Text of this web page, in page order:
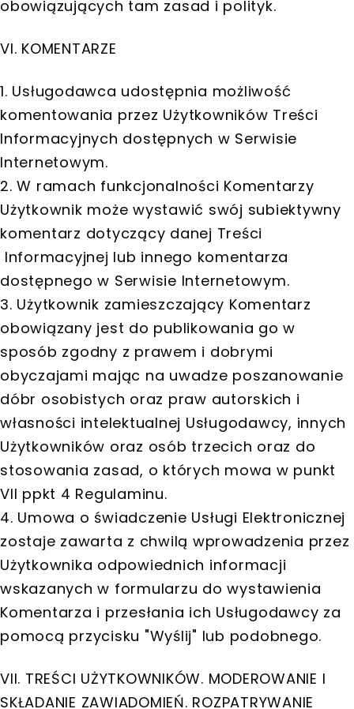
obowiązujących tam zasad i polityk.
VI. KOMENTARZE
1. Usługodawca udostępnia możliwość
komentowania przez Użytkowników Treści
Informacyjnych dostępnych w Serwisie
Internetowym.
2. W ramach funkcjonalności Komentarzy
Użytkownik może wystawić swój subiektywny
komentarz dotyczący danej Treści
Informacyjnej lub innego komentarza
dostępnego w Serwisie Internetowym.
3. Użytkownik zamieszczający Komentarz
obowiązany jest do publikowania go w
sposób zgodny z prawem i dobrymi
obyczajami mając na uwadze poszanowanie
dóbr osobistych oraz praw autorskich i
własności intelektualnej Usługodawcy, innych
Użytkowników oraz osób trzecich oraz do
stosowania zasad, o których mowa w punkt
VII ppkt 4 Regulaminu.
4. Umowa o świadczenie Usługi Elektronicznej
zostaje zawarta z chwilą wprowadzenia przez
Użytkownika odpowiednich informacji
wskazanych w formularzu do wystawienia
Komentarza i przesłania ich Usługodawcy za
pomocą przycisku "Wyślij" lub podobnego.
VII. TREŚCI UŻYTKOWNIKÓW. MODEROWANIE I
SKŁADANIE ZAWIADOMIEŃ. ROZPATRYWANIE